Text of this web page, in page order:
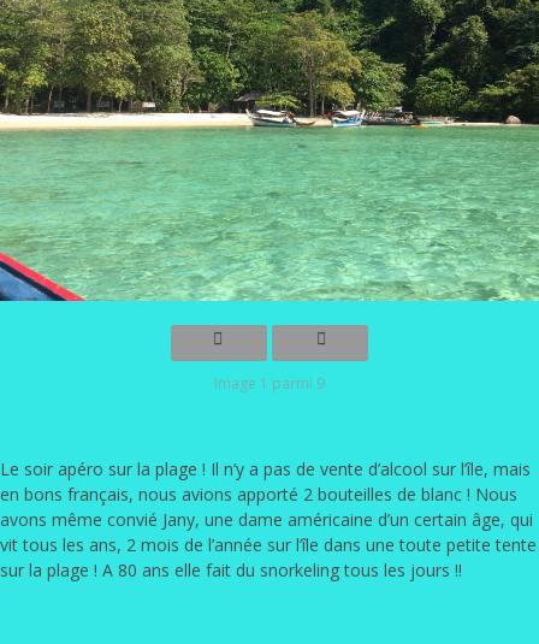
Image 1 parmi 9
Le soir apéro sur la plage ! Il n’y a pas de vente d’alcool sur l’île, mais
en bons français, nous avions apporté 2 bouteilles de blanc ! Nous
avons même convié Jany, une dame américaine d’un certain âge, qui
vit tous les ans, 2 mois de l’année sur l’île dans une toute petite tente
sur la plage ! A 80 ans elle fait du snorkeling tous les jours !!